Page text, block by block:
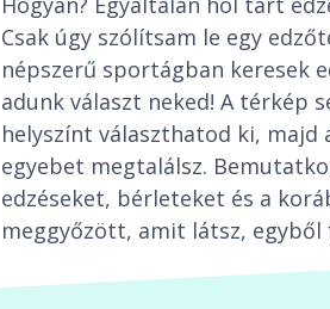
Csak úgy szólítsam le egy
népszerű sportágban keresek
adunk választ neked! A térkép
helyszínt választhatod ki, majd
egyebet megtalálsz.
edzéseket, bérleteket és a
meggyőzött, amit látsz,